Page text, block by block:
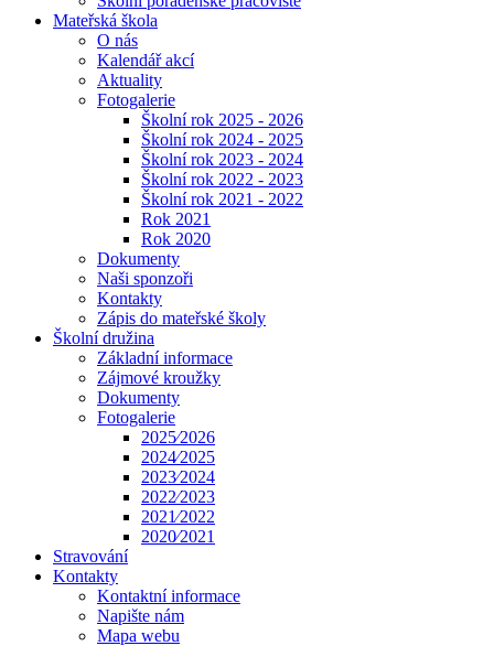
Mateřská škola
O nás
Kalendář akcí
Aktuality
Fotogalerie
Školní rok 2025 - 2026
Školní rok 2024 - 2025
Školní rok 2023 - 2024
Školní rok 2022 - 2023
Školní rok 2021 - 2022
Rok 2021
Rok 2020
Dokumenty
Naši sponzoři
Kontakty
Zápis do mateřské školy
Školní družina
Základní informace
Zájmové kroužky
Dokumenty
Fotogalerie
2025⁄2026
2024⁄2025
2023⁄2024
2022⁄2023
2021⁄2022
2020⁄2021
Stravování
Kontakty
Kontaktní informace
Napište nám
Mapa webu